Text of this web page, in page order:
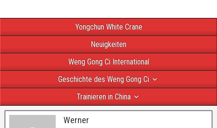
Yongchun White Crane
Neuigkeiten
Weng Gong Ci International
Geschichte des Weng Gong Ci
Trainieren in China
Werner